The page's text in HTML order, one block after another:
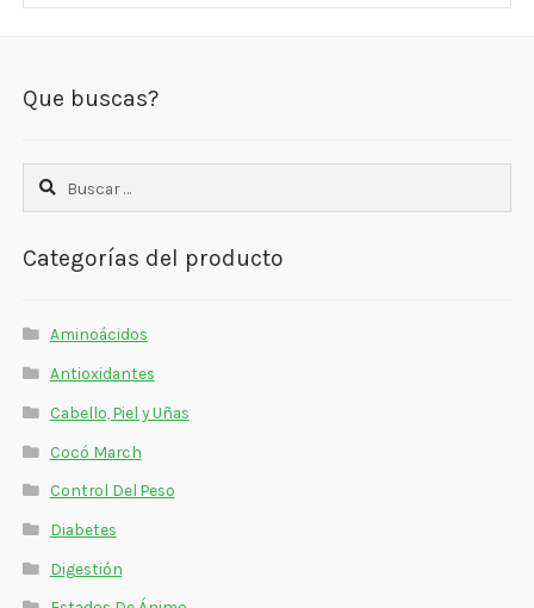
Que buscas?
Buscar:
Categorías del producto
Aminoácidos
Antioxidantes
Cabello, Piel y Uñas
Cocó March
Control Del Peso
Diabetes
Digestión